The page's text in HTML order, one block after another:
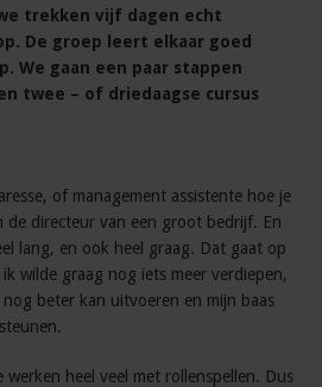
trekken vijf dagen echt
De groep leert elkaar goed
We gaan een paar stappen
twee – of driedaagse cursus
of management assistente hoe je
de directeur van een groot bedrijf. En
lang, en ook heel graag. Dat gaat op
wilde graag nog iets meer verdiepen,
beter kan uitvoeren en mijn baas
werken heel veel met rollenspellen. Dus